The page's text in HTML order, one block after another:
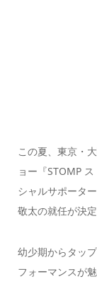
この夏、東京・
ョー『STOMP
シャルサポータ
敬太の就任が決定
幼少期からタッ
フォーマンスが